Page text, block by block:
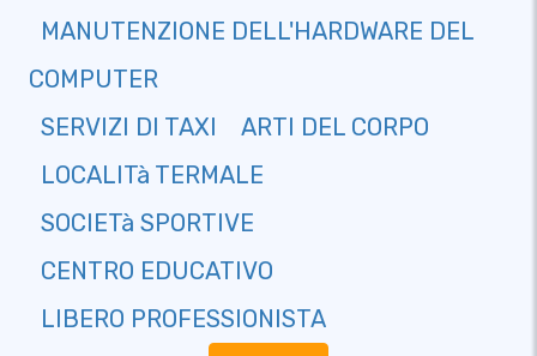
MANUTENZIONE DELL'HARDWARE DEL
COMPUTER
SERVIZI DI TAXI
ARTI DEL CORPO
LOCALITà TERMALE
SOCIETà SPORTIVE
CENTRO EDUCATIVO
LIBERO PROFESSIONISTA